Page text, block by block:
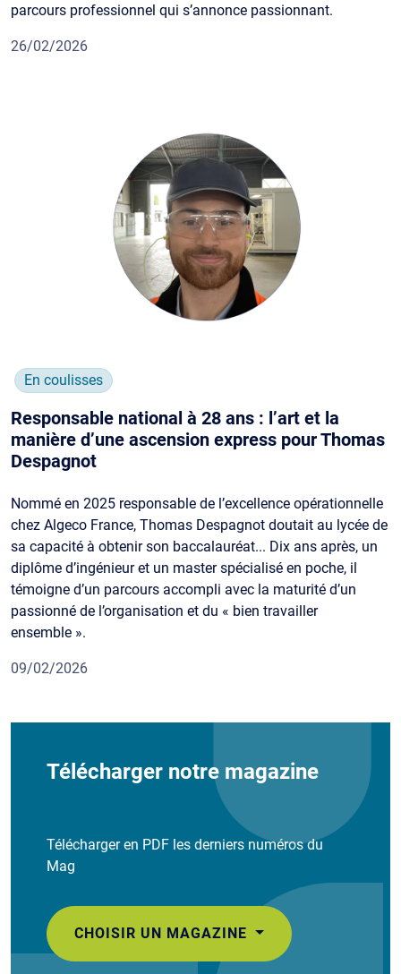
parcours professionnel qui s’annonce passionnant.
26/02/2026
En coulisses
Responsable national à 28 ans : l’art et la
manière d’une ascension express pour Thomas
Despagnot
Nommé en 2025 responsable de l’excellence opérationnelle
chez Algeco France, Thomas Despagnot doutait au lycée de
sa capacité à obtenir son baccalauréat... Dix ans après, un
diplôme d’ingénieur et un master spécialisé en poche, il
témoigne d’un parcours accompli avec la maturité d’un
passionné de l’organisation et du « bien travailler
ensemble ».
09/02/2026
Télécharger notre magazine
Télécharger en PDF les derniers numéros du
Mag
CHOISIR UN MAGAZINE